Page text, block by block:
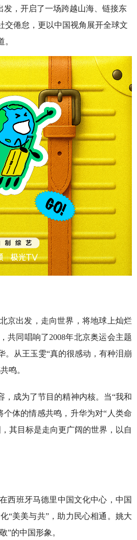
发，开启了一场跨越山海、链接东
交倦怠，更以中国视角展开全球文
京出发，走向世界，将地球上灿烂
共同唱响了2008年北京奥运会主题
。从王玉雯“真的很感动，有种泪崩
鸣。
，成为了节目的精神内核。当“我和
体的情感共鸣，升华为对“人类命
其目标是走向更广阔的世界，以自
西班牙马德里中国文化中心，中国
“美美与共”，助力民心相通。姚大
”的中国形象。